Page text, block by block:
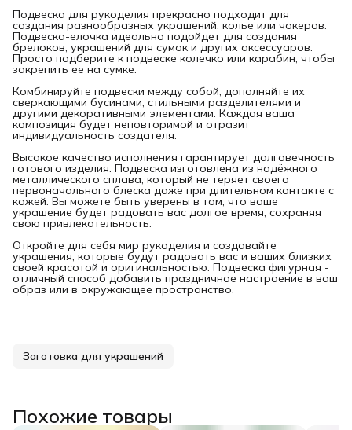
Подвеска для рукоделия прекрасно подходит для
создания разнообразных украшений: колье или чокеров.
Подвеска-елочка идеально подойдет для создания
брелоков, украшений для сумок и других аксессуаров.
Просто подберите к подвеске колечко или карабин, чтобы
закрепить ее на сумке.
Комбинируйте подвески между собой, дополняйте их
сверкающими бусинами, стильными разделителями и
другими декоративными элементами. Каждая ваша
композиция будет неповторимой и отразит
индивидуальность создателя.
Высокое качество исполнения гарантирует долговечность
готового изделия. Подвеска изготовлена из надёжного
металлического сплава, который не теряет своего
первоначального блеска даже при длительном контакте с
кожей. Вы можете быть уверены в том, что ваше
украшение будет радовать вас долгое время, сохраняя
свою привлекательность.
Откройте для себя мир рукоделия и создавайте
украшения, которые будут радовать вас и ваших близких
своей красотой и оригинальностью. Подвеска фигурная -
отличный способ добавить праздничное настроение в ваш
образ или в окружающее пространство.
Заготовка для украшений
Похожие товары